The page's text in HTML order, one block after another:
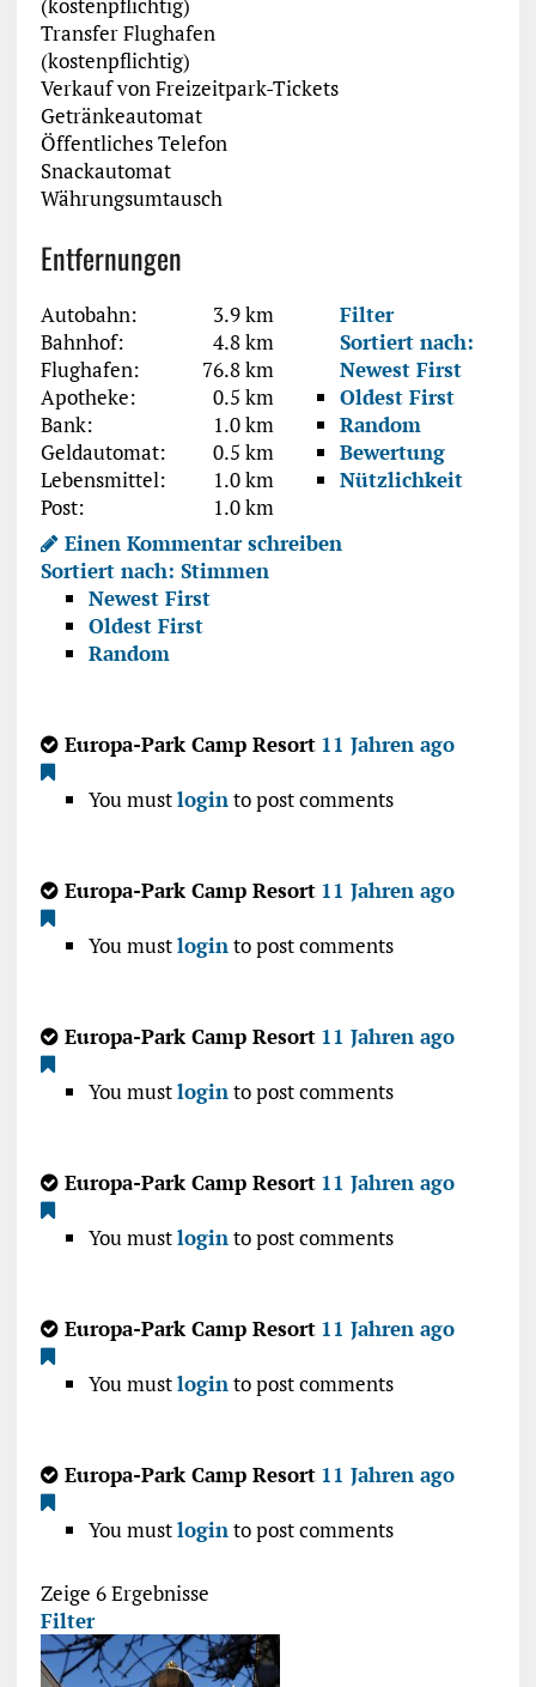
Transfer Flughafen
(kostenpflichtig)
Verkauf von Freizeitpark-Tickets
Getränkeautomat
Öffentliches Telefon
Snackautomat
Währungsumtausch
Entfernungen
Autobahn:
3.9 km
Bahnhof:
4.8 km
Flughafen:
76.8 km
Apotheke:
0.5 km
Bank:
1.0 km
Geldautomat:
0.5 km
Lebensmittel:
1.0 km
Post:
1.0 km
Filter
Sortiert nach:
Newest First
Oldest First
Random
Bewertung
Nützlichkeit
Einen Kommentar schreiben
Sortiert nach: Stimmen
Newest First
Oldest First
Random
Europa-Park Camp Resort 11 Jahren ago
You mustloginto post comments
Europa-Park Camp Resort 11 Jahren ago
You mustloginto post comments
Europa-Park Camp Resort 11 Jahren ago
You mustloginto post comments
Europa-Park Camp Resort 11 Jahren ago
You mustloginto post comments
Europa-Park Camp Resort 11 Jahren ago
You mustloginto post comments
Europa-Park Camp Resort 11 Jahren ago
You mustloginto post comments
Zeige 6 Ergebnisse
Filter